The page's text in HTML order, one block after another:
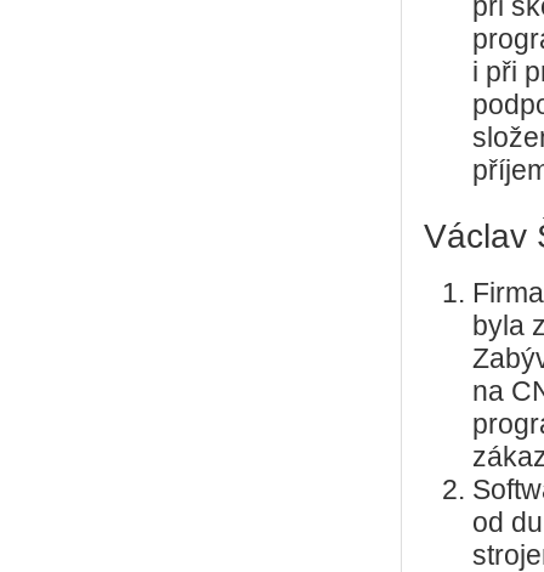
při
i při
Václav
byla
na
od